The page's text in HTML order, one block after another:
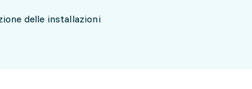
delle installazioni